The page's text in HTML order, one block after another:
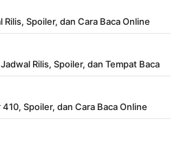
Spoiler, dan Cara Baca Online
Rilis, Spoiler, dan Tempat Baca
Spoiler, dan Cara Baca Online